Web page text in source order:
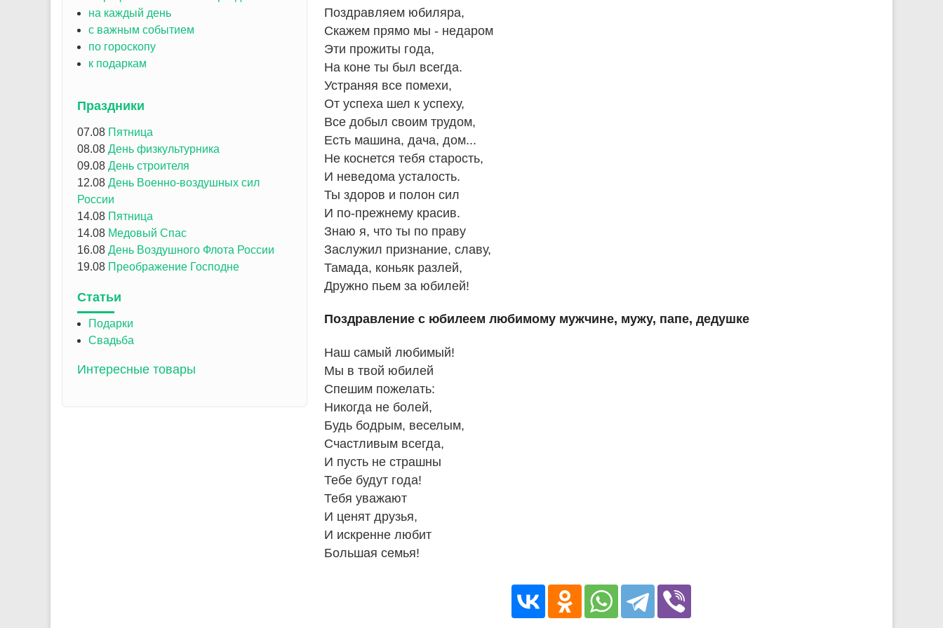
Поздравляем юбиляра,
Скажем прямо мы - недаром
Эти прожиты года,
На коне ты был всегда.
Устраняя все помехи,
От успеха шел к успеху,
Все добыл своим трудом,
Есть машина, дача, дом...
Не коснется тебя старость,
И неведома усталость.
Ты здоров и полон сил
И по-прежнему красив.
Знаю я, что ты по праву
Заслужил признание, славу,
Тамада, коньяк разлей,
Дружно пьем за юбилей!
Поздравление с юбилеем любимому мужчине, мужу, папе, дедушке
Наш самый любимый!
Мы в твой юбилей
Спешим пожелать:
Никогда не болей,
Будь бодрым, веселым,
Счастливым всегда,
И пусть не страшны
Тебе будут года!
Тебя уважают
И ценят друзья,
И искренне любит
Большая семья!
на каждый день
с важным событием
по гороскопу
к подаркам
Праздники
07.08 Пятница
08.08 День физкультурника
09.08 День строителя
12.08 День Военно-воздушных сил
России
14.08 Пятница
14.08 Медовый Спас
16.08 День Воздушного Флота России
19.08 Преображение Господне
Статьи
Подарки
Свадьба
Интересные товары